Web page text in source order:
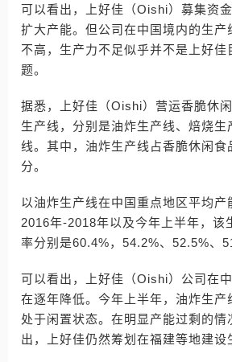
可以看出，上好佳（Oishi）募集资
扩大产能。但公司在中国境内的生产
不高，生产力不足似乎并不是上好佳
题。
据悉，上好佳（Oishi）营运香脆休
生产线，分别是油炸生产线、焙烧生
线。其中，油炸生产线占香脆休闲食
分。
以油炸生产线在中国重点地区平均产
2016年-2018年以及今年上半年，该
率分别是60.4%，54.2%、52.5%、
可以看出，上好佳（Oishi）公司在
在逐年降低。今年上半年，油炸生产
处于闲置状态。在明显产能过剩的情
出，上好佳仍然筹划在福建等地建设